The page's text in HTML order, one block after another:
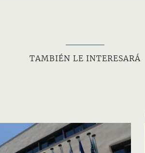
TAMBIÉN LE INTERESARÁ